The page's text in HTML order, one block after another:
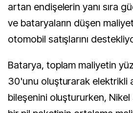
artan endişelerin yanı sıra
ve bataryaların düşen
otomobil satışlarını
Batarya, toplam maliyetin
30'unu oluşturarak elektrikli
bileşenini oluştururken, Nikel